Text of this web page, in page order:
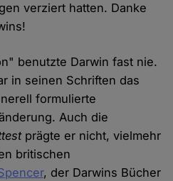
verziert hatten. Danke
benutzte Darwin fast nie.
in seinen Schriften das
formulierte
Auch die
prägte er nicht, vielmehr
britischen
, der Darwins Bücher